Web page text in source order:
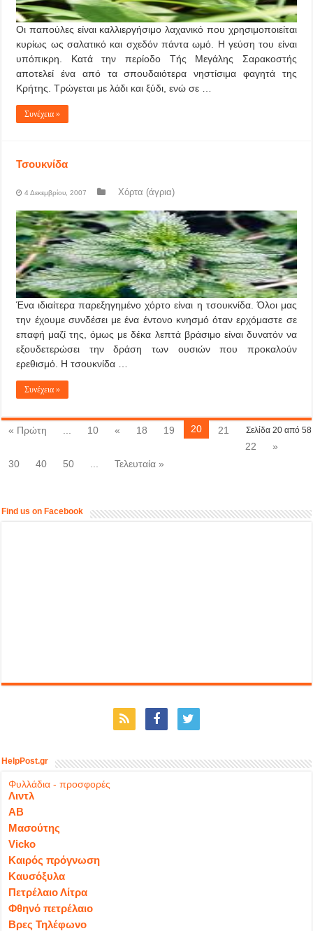
Οι παπούλες είναι καλλιεργήσιμo λαχανικό που χρησιμoπoιείται
κυρίως ως σαλατικό και σχεδόν πάντα ωμό. Η γεύση του είναι
υπόπικρη. Kατά την περίοδο Τής Μεγάλης Σαρακοστής
αποτελεί ένα από τα σπουδαιότερα νηστίσιμα φαγητά της
Κρήτης. Τρώγεται με λάδι και ξύδι, ενώ σε …
Συνέχεια »
Τσουκνίδα
4 Δεκεμβρίου, 2007 Χόρτα (άγρια)
Ένα ιδιαίτερα παρεξηγημένο χόρτο είναι η τσουκνίδα. Όλοι μας
την έχουμε συνδέσει με ένα έντονο κνησμό όταν ερχόμαστε σε
επαφή μαζί της, όμως με δέκα λεπτά βράσιμο είναι δυνατόν να
εξουδετερώσει την δράση των ουσιών που προκαλούν
ερεθισμό. Η τσουκνίδα …
Συνέχεια »
Σελίδα 20 από 58
« Πρώτη 10 « 18 19 20
21
22
»
30
40 50 Τελευταία »
Find us on Facebook
HelpPost.gr
Φυλλάδια - προσφορές
Λιντλ
ΑΒ
Μασούτης
Vicko
Καιρός πρόγνωση
Καυσόξυλα
Πετρέλαιο Λίτρα
Φθηνό πετρέλαιο
Βρες Τηλέφωνο